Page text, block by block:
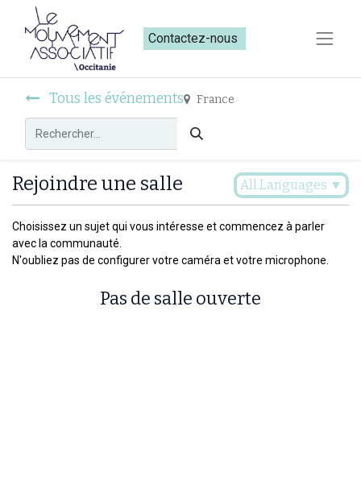
Contactez-nous​​
Tous les événements France
Rejoindre une salle All Languages ▼
Choisissez un sujet qui vous intéresse et commencez à parler
avec la communauté.
N'oubliez pas de configurer votre caméra et votre microphone.
Pas de salle ouverte